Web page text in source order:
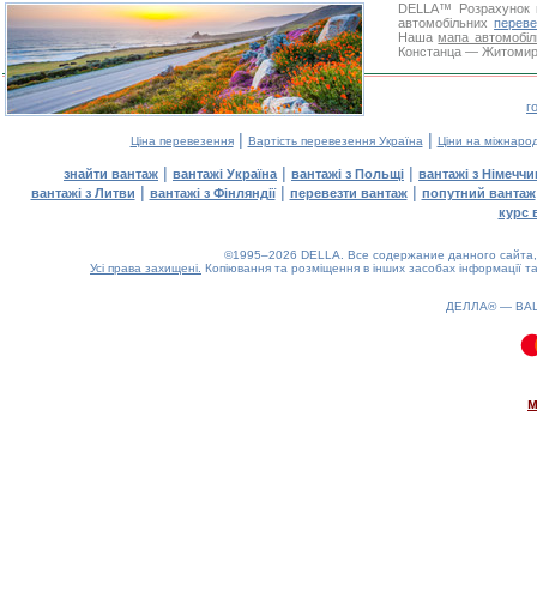
DELLA™
Розрахунок
автомобільних
Нашамапа
Констанца — Житомир.
Ціна перевезення| Вартість перевезення Україна | Ціни на
знайти вантаж | вантажі Україна | вантажі з Польщі | вантажі з
вантажі з Литви | вантажі з Фінляндії| перевезти вантаж| попутний вантаж
курс
©1995–2026 DELLA. Все содержание данного
Усі права захищені. Копіювання та розміщення в інших засобах інформації
ДЕЛЛА® —